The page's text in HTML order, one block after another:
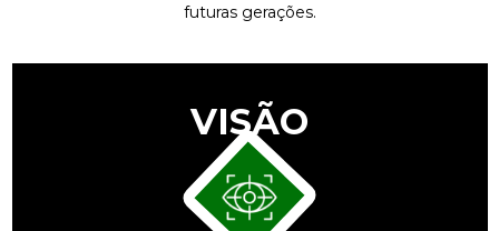
futuras gerações.
VISÃO